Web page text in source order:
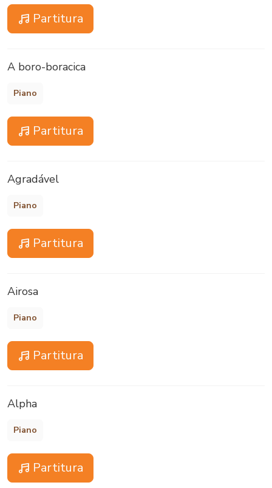
Partitura
A boro-boracica
Piano
Partitura
Agradável
Piano
Partitura
Airosa
Piano
Partitura
Alpha
Piano
Partitura